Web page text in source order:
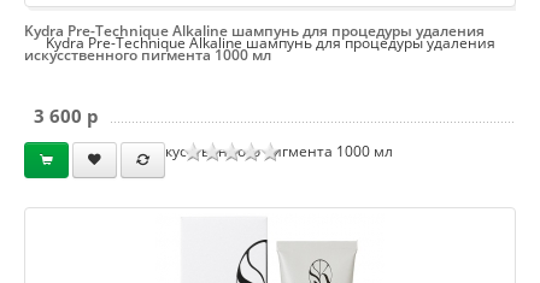
Kydra Pre-Technique Alkaline шампунь для процедуры удаления
искусственного пигмента 1000 мл
Kydra Pre-Technique Alkaline шампунь для процедуры удаления
искусственного пигмента 1000 мл
3 600 p